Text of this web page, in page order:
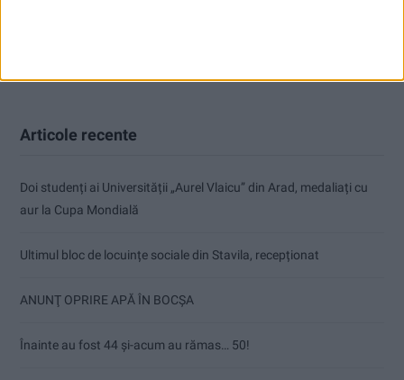
Articole recente
Doi studenți ai Universității „Aurel Vlaicu” din Arad, medaliați cu
aur la Cupa Mondială
Ultimul bloc de locuințe sociale din Stavila, recepționat
ANUNŢ OPRIRE APĂ ÎN BOCȘA
Înainte au fost 44 și-acum au rămas… 50!